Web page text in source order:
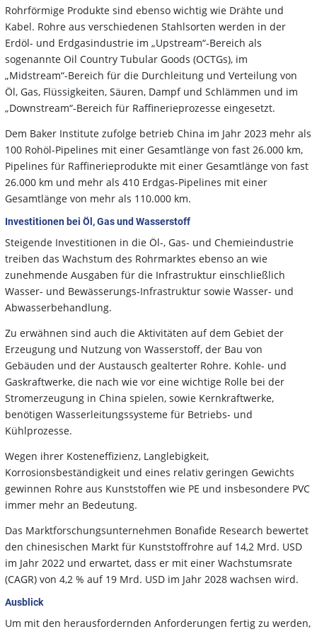
Rohrförmige Produkte sind ebenso wichtig wie Drähte und
Kabel. Rohre aus verschiedenen Stahlsorten werden in der
Erdöl- und Erdgasindustrie im „Upstream“-Bereich als
sogenannte Oil Country Tubular Goods (OCTGs), im
„Midstream“-Bereich für die Durchleitung und Verteilung von
Öl, Gas, Flüssigkeiten, Säuren, Dampf und Schlämmen und im
„Downstream“-Bereich für Raffinerieprozesse eingesetzt.
Dem Baker Institute zufolge betrieb China im Jahr 2023 mehr als
100 Rohöl-Pipelines mit einer Gesamtlänge von fast 26.000 km,
Pipelines für Raffinerieprodukte mit einer Gesamtlänge von fast
26.000 km und mehr als 410 Erdgas-Pipelines mit einer
Gesamtlänge von mehr als 110.000 km.
Investitionen bei Öl, Gas und Wasserstoff
Steigende Investitionen in die Öl-, Gas- und Chemieindustrie
treiben das Wachstum des Rohrmarktes ebenso an wie
zunehmende Ausgaben für die Infrastruktur einschließlich
Wasser- und Bewässerungs-Infrastruktur sowie Wasser- und
Abwasserbehandlung.
Zu erwähnen sind auch die Aktivitäten auf dem Gebiet der
Erzeugung und Nutzung von Wasserstoff, der Bau von
Gebäuden und der Austausch gealterter Rohre. Kohle- und
Gaskraftwerke, die nach wie vor eine wichtige Rolle bei der
Stromerzeugung in China spielen, sowie Kernkraftwerke,
benötigen Wasserleitungssysteme für Betriebs- und
Kühlprozesse.
Wegen ihrer Kosteneffizienz, Langlebigkeit,
Korrosionsbeständigkeit und eines relativ geringen Gewichts
gewinnen Rohre aus Kunststoffen wie PE und insbesondere PVC
immer mehr an Bedeutung.
Das Marktforschungsunternehmen Bonafide Research bewertet
den chinesischen Markt für Kunststoffrohre auf 14,2 Mrd. USD
im Jahr 2022 und erwartet, dass er mit einer Wachstumsrate
(CAGR) von 4,2 % auf 19 Mrd. USD im Jahr 2028 wachsen wird.
Ausblick
Um mit den herausfordernden Anforderungen fertig zu werden,